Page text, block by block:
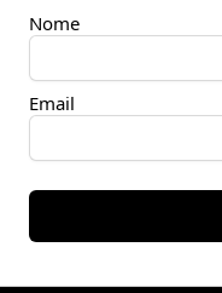
Nome
Email